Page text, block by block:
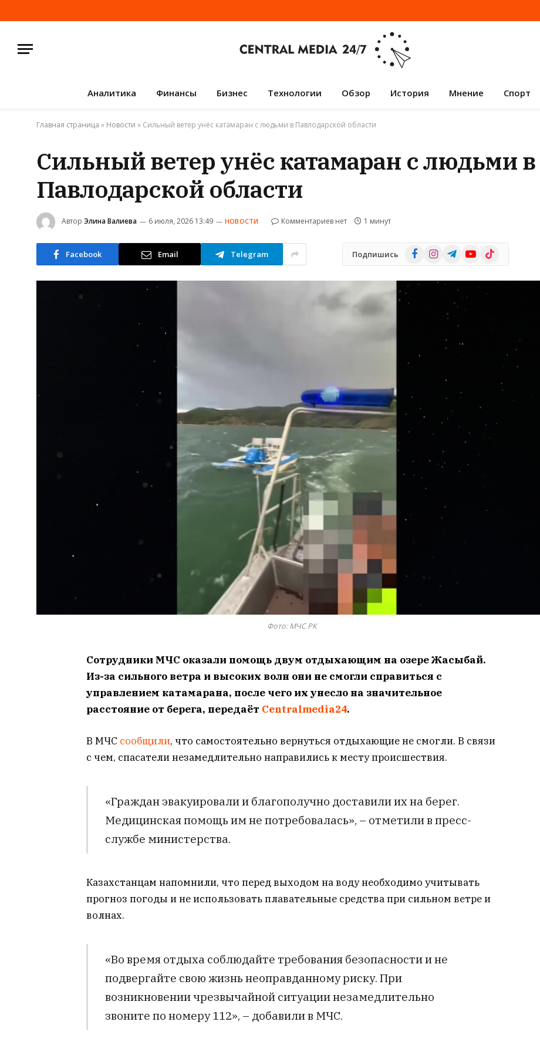
Аналитика Финансы Бизнес Технологии Обзор История Мнение Спорт
Главная страница » Новости » Сильный ветер унёс катамаран с людьми в Павлодарской области
Сильный ветер унёс катамаран с людьми в
Павлодарской области
Автор Элина Валиева 6 июля, 2026 13:49 НОВОСТИ Комментариев нет 1 минут
Facebook Email Telegram Подпишись FacebookInstagramTelegramYouTube
TikTok
Фото: МЧС РК
Сотрудники МЧС оказали помощь двум отдыхающим на озере Жасыбай.
Из-за сильного ветра и высоких волн они не смогли справиться с
управлением катамарана, после чего их унесло на значительное
расстояние от берега, передаёт Centralmedia24.
В МЧС сообщили, что самостоятельно вернуться отдыхающие не смогли. В связи
с чем, спасатели незамедлительно направились к месту происшествия.
«Граждан эвакуировали и благополучно доставили их на берег.
Медицинская помощь им не потребовалась», – отметили в пресс-
службе министерства.
Казахстанцам напомнили, что перед выходом на воду необходимо учитывать
прогноз погоды и не использовать плавательные средства при сильном ветре и
волнах.
«Во время отдыха соблюдайте требования безопасности и не
подвергайте свою жизнь неоправданному риску. При
возникновении чрезвычайной ситуации незамедлительно
звоните по номеру 112», – добавили в МЧС.